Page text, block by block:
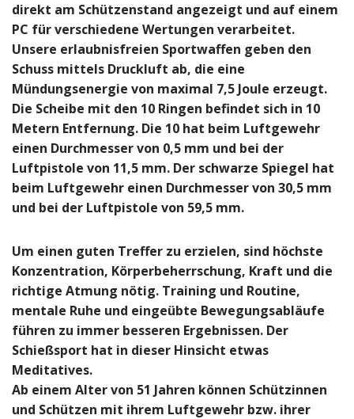
direkt am Schützenstand angezeigt und auf einem
PC für verschiedene Wertungen verarbeitet.
Unsere erlaubnisfreien Sportwaffen geben den
Schuss mittels Druckluft ab, die eine
Mündungsenergie von maximal 7,5 Joule erzeugt.
Die Scheibe mit den 10 Ringen befindet sich in 10
Metern Entfernung. Die 10 hat beim Luftgewehr
einen Durchmesser von 0,5 mm und bei der
Luftpistole von 11,5 mm. Der schwarze Spiegel hat
beim Luftgewehr einen Durchmesser von 30,5 mm
und bei der Luftpistole von 59,5 mm.
Um einen guten Treffer zu erzielen, sind höchste
Konzentration, Körperbeherrschung, Kraft und die
richtige Atmung nötig. Training und Routine,
mentale Ruhe und eingeübte Bewegungsabläufe
führen zu immer besseren Ergebnissen. Der
Schießsport hat in dieser Hinsicht etwas
Meditatives.
Ab einem Alter von 51 Jahren können Schützinnen
und Schützen mit ihrem Luftgewehr bzw. ihrer